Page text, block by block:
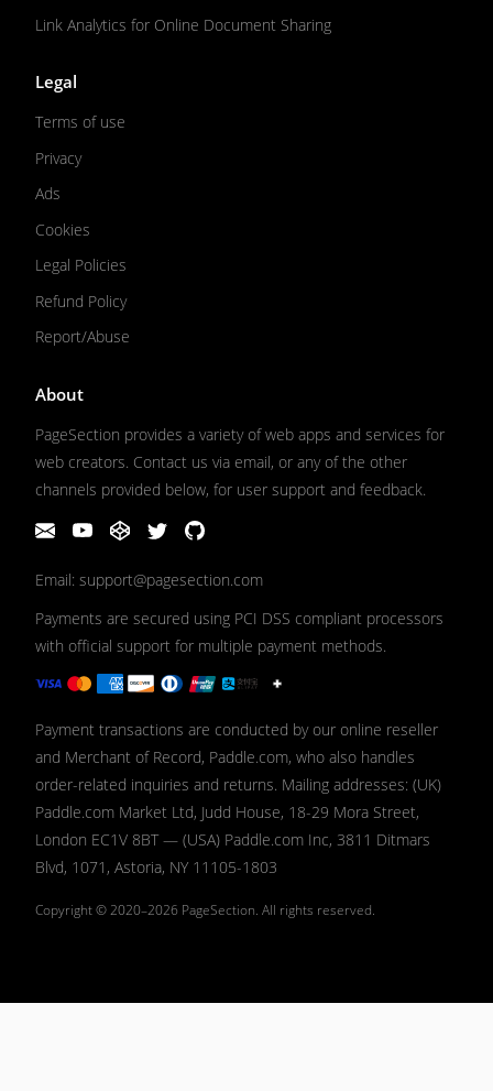
Link Analytics for Online Document Sharing
Legal
Terms of use
Privacy
Ads
Cookies
Legal Policies
Refund Policy
Report/Abuse
About
PageSection provides a variety of web apps and services for
web creators. Contact us via email, or any of the other
channels provided below, for user support and feedback.
Email: support@pagesection.com
Payments are secured using PCI DSS compliant processors
with official support for multiple payment methods.
Payment transactions are conducted by our online reseller
and Merchant of Record, Paddle.com, who also handles
order-related inquiries and returns. Mailing addresses: (UK)
Paddle.com Market Ltd, Judd House, 18-29 Mora Street,
London EC1V 8BT — (USA) Paddle.com Inc, 3811 Ditmars
Blvd, 1071, Astoria, NY 11105-1803
Copyright © 2020–2026 PageSection. All rights reserved.